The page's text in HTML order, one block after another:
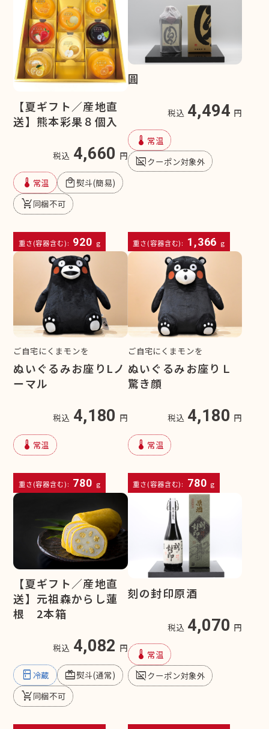
【夏ギフト／産地直
送】熊本彩果８個入
税込 4,660 円
device_thermostat 常温 local_mall熨斗(簡易)
remove_shopping_cart同梱不可
重さ(容器含む): 920 g
圓
税込 4,494 円
device_thermostat 常温
subtitles_offクーポン対象外
重さ(容器含む): 1,366 g
ご自宅にくまモンを
ぬいぐるみお座りLノ
ーマル
税込 4,180 円
device_thermostat 常温
重さ(容器含む): 780 g
ご自宅にくまモンを
ぬいぐるみお座りＬ
驚き顔
税込 4,180 円
device_thermostat 常温
重さ(容器含む): 780 g
【夏ギフト／産地直
送】元祖森からし蓮
根 2本箱
税込 4,082 円
kitchen 冷蔵 redeem熨斗(通常)
remove_shopping_cart同梱不可
刻の封印原酒
税込 4,070 円
device_thermostat 常温
subtitles_offクーポン対象外